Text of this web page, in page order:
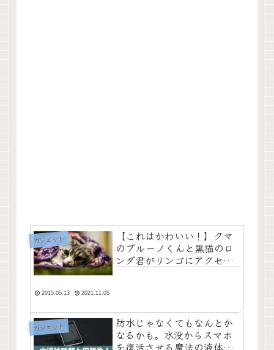
ガジェット
【これはかわいい！】クマ
のブルーノくんと黒猫のロ
ンダ君がリンゴにアクセン
2015.05.13 2021.11.05
ガジェット
防水じゃなくてもなんとか
なるかも。水没からスマホ